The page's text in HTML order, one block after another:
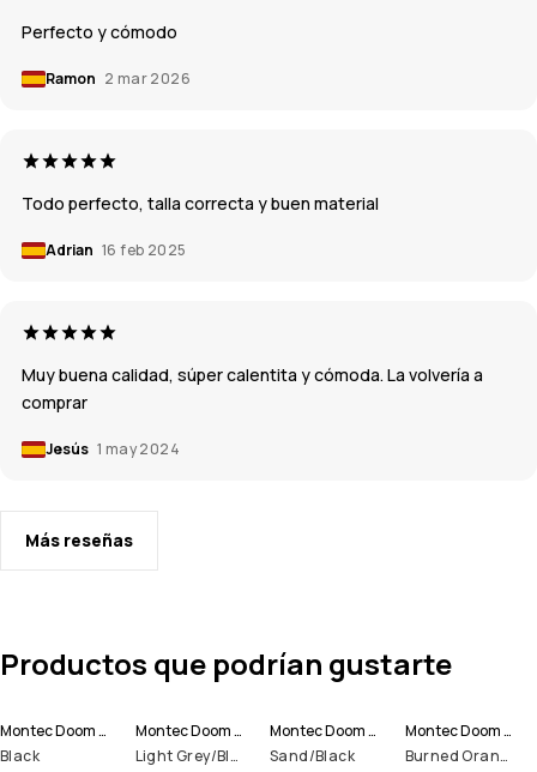
Perfecto y cómodo
Ramon 2 mar 2026
Todo perfecto, talla correcta y buen material
Adrian 16 feb 2025
Muy buena calidad, súper calentita y cómoda. La volvería a
comprar
Jesús 1 may 2024
Más reseñas
Productos que podrían gustarte
Montec Doom Chaqueta Snowboard Hombre
Black
Montec Doom Chaqueta Snowboard Hombre
Light Grey/Black/Dark Atlantic
Montec Doom Chaqueta Snowboard Hombre
Sand/Black
Montec Doom Chaqueta Snowboard Hombre
Burned Orange/Black